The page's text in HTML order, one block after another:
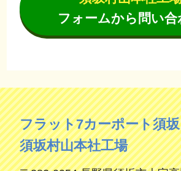
フォームから問い合
フラット7カーポート須坂
須坂村山本社工場